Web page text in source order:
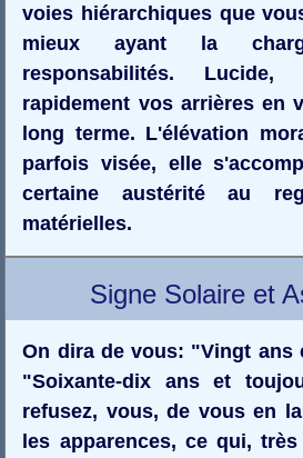
voies hiérarchiques que
mieux ayant la
responsabilités. Lucide,
rapidement vos arrières en
long terme. L'élévation
parfois visée, elle
certaine austérité au
matérielles.
Signe Solaire et
On dira de vous: "Vingt ans
"Soixante-dix ans et
refusez, vous, de vous en
les apparences, ce qui,